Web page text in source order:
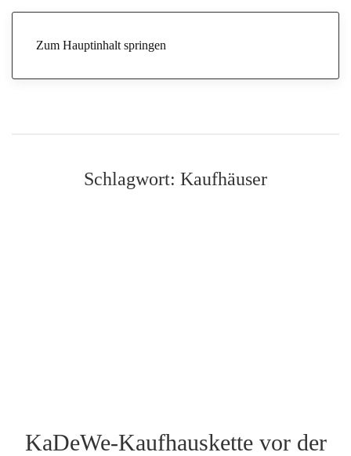
Zum Hauptinhalt springen
Schlagwort: Kaufhäuser
KaDeWe-Kaufhauskette vor der